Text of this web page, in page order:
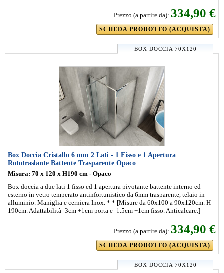
Prezzo (a partire da): 334,90 €
SCHEDA PRODOTTO (ACQUISTA)
BOX DOCCIA 70X120
Box Doccia Cristallo 6 mm 2 Lati - 1 Fisso e 1 Apertura
Rototraslante Battente Trasparente Opaco
Misura: 70 x 120 x H190 cm - Opaco
Box doccia a due lati 1 fisso ed 1 apertura pivotante battente interno ed
esterno in vetro temperato antinfortunistico da 6mm trasparente, telaio in
alluminio. Maniglia e cerniera Inox. * * [Misure da 60x100 a 90x120cm. H
190cm. Adattabilità -3cm +1cm porta e -1.5cm +1cm fisso. Anticalcare.]
Prezzo (a partire da): 334,90 €
SCHEDA PRODOTTO (ACQUISTA)
BOX DOCCIA 70X120